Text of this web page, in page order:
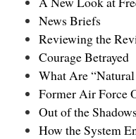
News Briefs
Reviewing the
Courage Betrayed
What Are
Former Air Force
Out of the Shadows
How the System